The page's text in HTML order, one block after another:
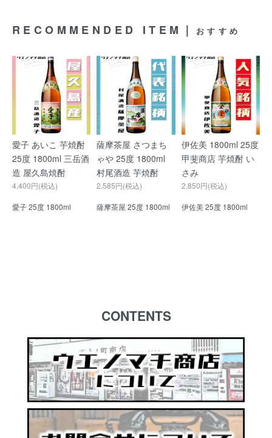
RECOMMENDED ITEM｜ おすすめ
愛子 あいこ 芋焼酎
25度 1800ml 三岳酒
造 屋久島焼酎
4,400円(税込)
愛子 25度 1800ml
薩摩茶屋 さつまち
ゃや 25度 1800ml
村尾酒造 芋焼酎
2,585円(税込)
薩摩茶屋 25度 1800ml
伊佐美 1800ml 25度
甲斐商店 芋焼酎 い
さみ
2,850円(税込)
伊佐美 25度 1800ml
CONTENTS